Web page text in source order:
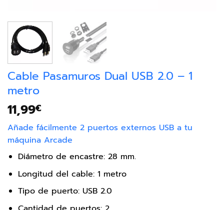
Cable Pasamuros Dual USB 2.0 – 1
metro
11,99€
Añade fácilmente 2 puertos externos USB a tu
máquina Arcade
Diámetro de encastre: 28 mm.
Longitud del cable: 1 metro
Tipo de puerto: USB 2.0